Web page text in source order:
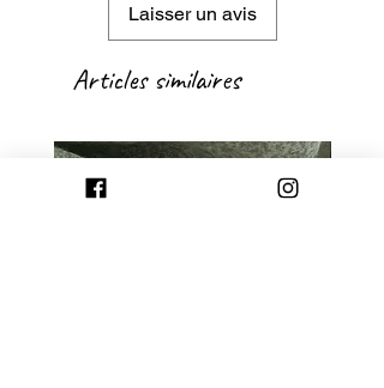
Laisser un avis
Articles similaires